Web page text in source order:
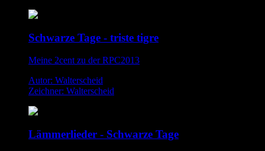
Schwarze Tage - triste tigre
Meine 2cent zu der RPC2013
Autor: Walterscheid
Zeichner: Walterscheid
Lämmerlieder - Schwarze Tage